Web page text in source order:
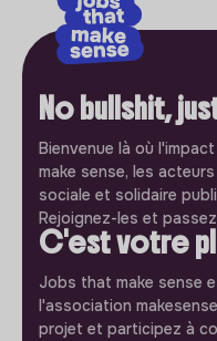
No bullshit,
Bienvenue là où
make sense, les
sociale et solidaire
Rejoignez-les et
C'est votre
Jobs that make sense
l'association
projet et participez à